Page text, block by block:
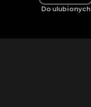
Do ulubionych